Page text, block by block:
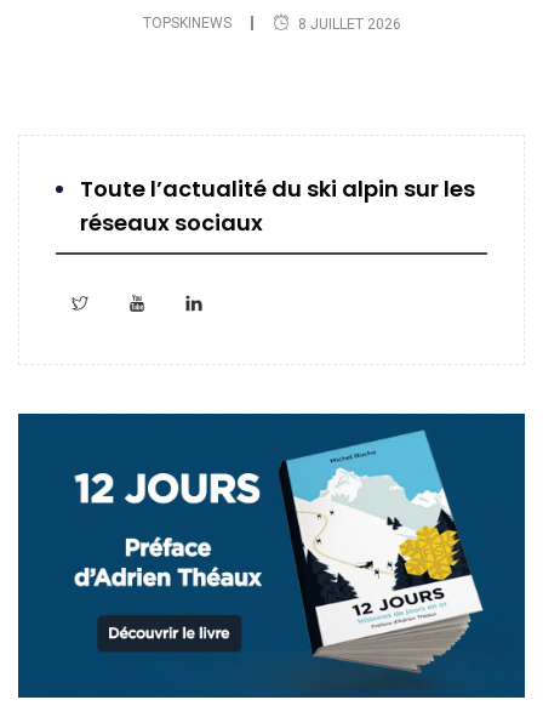
TOPSKINEWS 8 JUILLET 2026
Toute l’actualité du ski alpin sur les
réseaux sociaux